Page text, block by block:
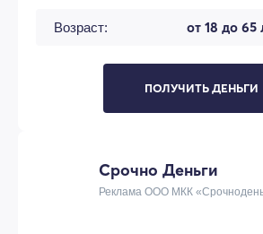
Возраст: от 18 до 65
ПОЛУЧИТЬ ДЕНЬГИ
Срочно Деньги
Реклама ООО МКК